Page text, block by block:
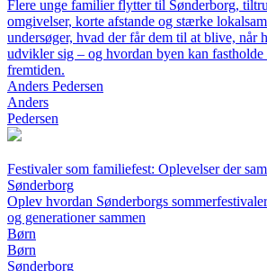
Flere unge familier flytter til Sønderborg,
omgivelser, korte afstande og stærke
undersøger, hvad der får dem til at blive, når
udvikler sig – og hvordan byen kan
fremtiden.
Anders Pedersen
Anders
Pedersen
Festivaler som familiefest: Oplevelser der
Sønderborg
Oplev hvordan Sønderborgs
og generationer sammen
Børn
Børn
Sønderborg